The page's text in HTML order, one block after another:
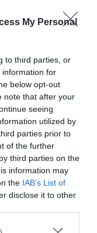
My Personal
to third parties, or
information for
below opt-out
note that after your
seeing
utilized by
parties prior to
of the further
third parties on the
information may
the IAB’s List of
disclose it to other